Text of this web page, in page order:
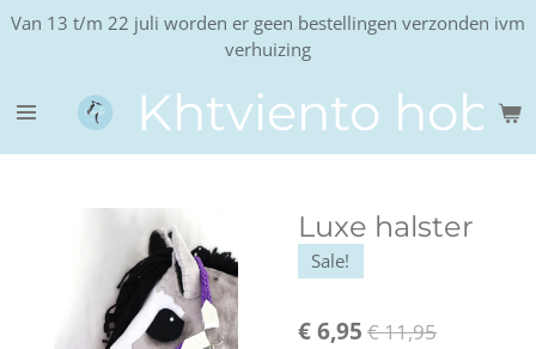
Ga
de
hoofdinhoud
Khtviento
Van 13 t/m 22 juli worden er geen bestellingen verzonden ivm
verhuizing
Luxe halster
Sale!
€ 6,95 € 11,95